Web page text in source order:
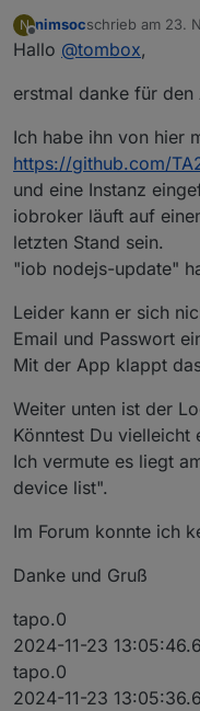
N
Offline
nimsocschrieb am 23.
zuletzt editiert
Hallo @tombox,
erstmal danke für den
Ich habe ihn von hier
https://github.com/
und eine Instanz
iobroker läuft auf
letzten Stand sein.
"iob nodejs-update"
Leider kann er sich
Email und Passwort
Mit der App klappt
Weiter unten ist der
Könntest Du vielleicht
Ich vermute es liegt
device list".
Im Forum konnte ich
Danke und Gruß
tapo.0
2024-11-23
tapo.0
2024-11-23